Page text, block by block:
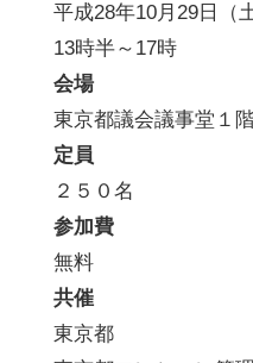
平成28年10月29日（土
13時半～17時
会場
東京都議会議事堂１
定員
２５０名
参加費
無料
共催
東京都